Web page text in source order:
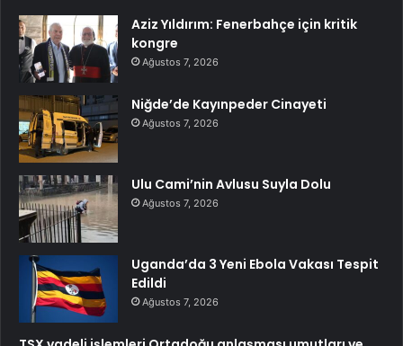
Aziz Yıldırım: Fenerbahçe için kritik
kongre
Ağustos 7, 2026
Niğde’de Kayınpeder Cinayeti
Ağustos 7, 2026
Ulu Cami’nin Avlusu Suyla Dolu
Ağustos 7, 2026
Uganda’da 3 Yeni Ebola Vakası Tespit
Edildi
Ağustos 7, 2026